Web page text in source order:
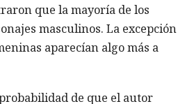
que la mayoría de los
masculinos. La excepción
aparecían algo más a
de que el autor